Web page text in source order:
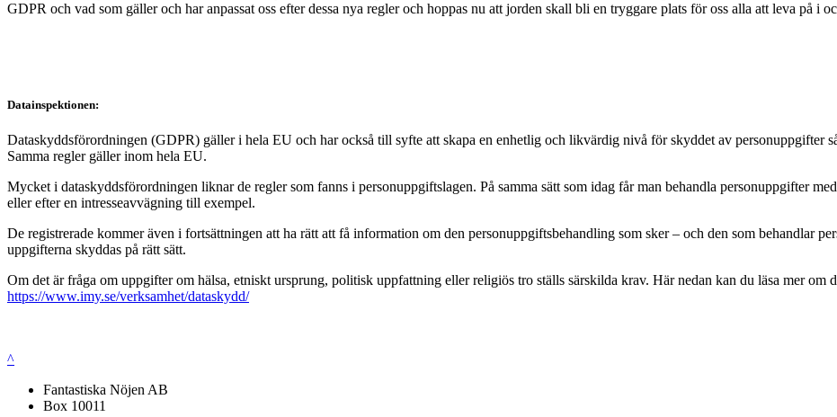
GDPR och vad som gäller och har anpassat oss efter dessa nya regler och hoppas nu att jorden skall bli en tryggare plats för oss alla att leva på i
Datainspektionen:
Dataskyddsförordningen (GDPR) gäller i hela EU och har också till syfte att skapa en enhetlig och likvärdig nivå för skyddet av personuppgifter
Samma regler gäller inom hela EU.
Mycket i dataskyddsförordningen liknar de regler som fanns i personuppgiftslagen. På samma sätt som idag får man behandla personuppgifter
eller efter en intresseavvägning till exempel.
De registrerade kommer även i fortsättningen att ha rätt att få information om den personuppgiftsbehandling som sker – och den som behandlar
uppgifterna skyddas på rätt sätt.
Om det är fråga om uppgifter om hälsa, etniskt ursprung, politisk uppfattning eller religiös tro ställs särskilda krav. Här nedan kan du läsa mer om
https://www.imy.se/verksamhet/dataskydd/
^
Fantastiska Nöjen AB
Box 10011